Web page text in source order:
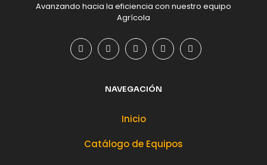
Avanzando hacia la eficiencia con nuestro equipo
Agrícola
NAVEGACIÓN
Inicio
Catálogo de Equipos